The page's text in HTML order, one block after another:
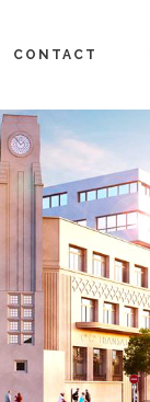
CONTACT